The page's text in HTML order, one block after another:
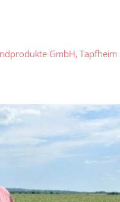
GmbH, Tapfheim